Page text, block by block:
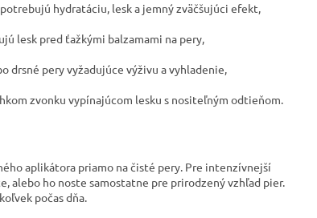
hydratáciu, lesk a jemný zväčšujúci efekt,
lesk pred ťažkými balzamami na pery,
drsné pery vyžadujúce výživu a vyhladenie,
zvonku vypínajúcom lesku s nositeľným odtieňom.
aplikátora priamo na čisté pery. Pre intenzívnejší
alebo ho noste samostatne pre prirodzený vzhľad pier.
počas dňa.